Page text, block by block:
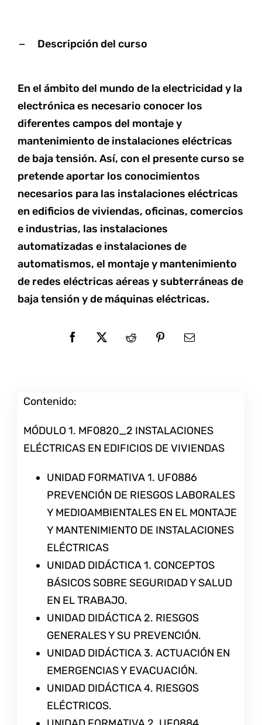
Descripción del curso
En el ámbito del mundo de la electricidad y la
electrónica es necesario conocer los
diferentes campos del montaje y
mantenimiento de instalaciones eléctricas
de baja tensión. Así, con el presente curso se
pretende aportar los conocimientos
necesarios para las instalaciones eléctricas
en edificios de viviendas, oficinas, comercios
e industrias, las instalaciones
automatizadas e instalaciones de
automatismos, el montaje y mantenimiento
de redes eléctricas aéreas y subterráneas de
baja tensión y de máquinas eléctricas.
Contenido:
MÓDULO 1. MF0820_2 INSTALACIONES
ELÉCTRICAS EN EDIFICIOS DE VIVIENDAS
UNIDAD FORMATIVA 1. UF0886
PREVENCIÓN DE RIESGOS LABORALES
Y MEDIOAMBIENTALES EN EL MONTAJE
Y MANTENIMIENTO DE INSTALACIONES
ELÉCTRICAS
UNIDAD DIDÁCTICA 1. CONCEPTOS
BÁSICOS SOBRE SEGURIDAD Y SALUD
EN EL TRABAJO.
UNIDAD DIDÁCTICA 2. RIESGOS
GENERALES Y SU PREVENCIÓN.
UNIDAD DIDÁCTICA 3. ACTUACIÓN EN
EMERGENCIAS Y EVACUACIÓN.
UNIDAD DIDÁCTICA 4. RIESGOS
ELÉCTRICOS.